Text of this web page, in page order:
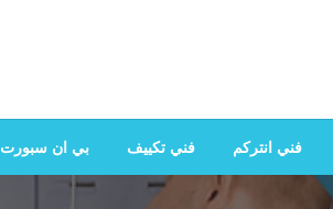
جميع الخدمات المنزلية في الكويت
فني انتركم فني تكييف بي ان سبورت